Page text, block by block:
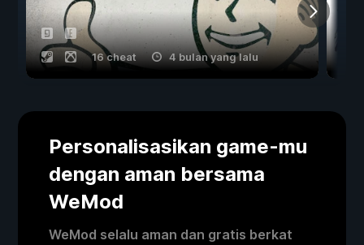
16 cheat 4 bulan yang lalu
Personalisasikan game-mu
dengan aman bersama
WeMod
WeMod selalu aman dan gratis berkat